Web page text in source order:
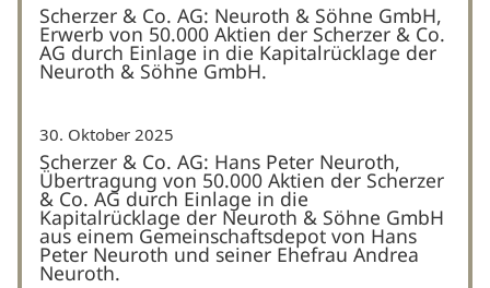
Scherzer & Co. AG: Neuroth & Söhne GmbH,
Erwerb von 50.000 Aktien der Scherzer & Co.
AG durch Einlage in die Kapitalrücklage der
Neuroth & Söhne GmbH.
30. Oktober 2025
Scherzer & Co. AG: Hans Peter Neuroth,
Übertragung von 50.000 Aktien der Scherzer
& Co. AG durch Einlage in die
Kapitalrücklage der Neuroth & Söhne GmbH
aus einem Gemeinschaftsdepot von Hans
Peter Neuroth und seiner Ehefrau Andrea
Neuroth.